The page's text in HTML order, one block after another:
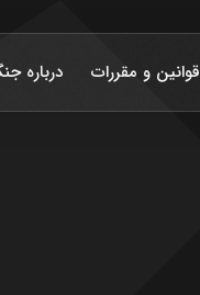
قوانین و مقررات درباره